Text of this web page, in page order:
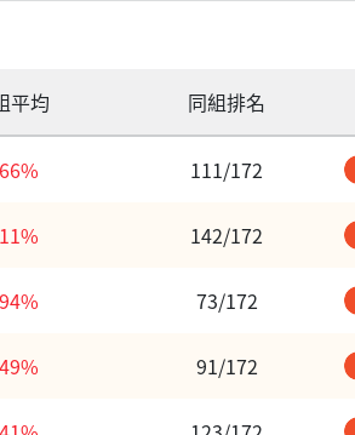
平均 同組排名
111/172
142/172
73/172
91/172